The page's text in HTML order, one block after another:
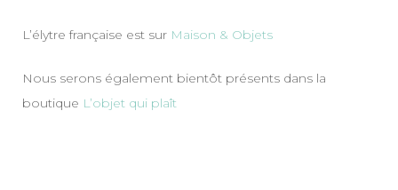
L’élytre française est sur Maison & Objets
Nous serons également bientôt présents dans la
boutique L’objet qui plaît